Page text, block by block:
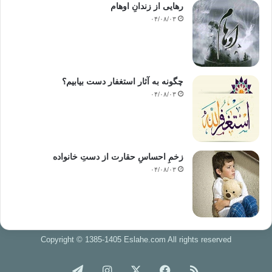
رهایی از زندانِ اوهام
۰۴/۰۸/۰۳
چگونه به آثار استغفار دست بیابیم؟
۰۴/۰۸/۰۳
زخمِ احساسِ حقارت از دستِ خانواده
۰۴/۰۸/۰۳
Copyright © 1385-1405 Eslahe.com All rights reserved